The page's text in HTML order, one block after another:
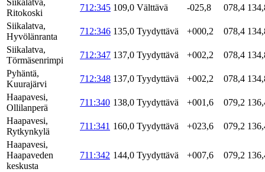
Siikalatva,
Ritokoski
712:345 109,0 Välttävä -025,8 078,4
Siikalatva,
Hyvölänranta
712:346 135,0 Tyydyttävä +000,2 078,4
Siikalatva,
Törmäsenrimpi
712:347 137,0 Tyydyttävä +002,2 078,4
Pyhäntä,
Kuurajärvi
712:348 137,0 Tyydyttävä +002,2 078,4
Haapavesi,
Ollilanperä
711:340 138,0 Tyydyttävä +001,6 079,2
Haapavesi,
Rytkynkylä
711:341 160,0 Tyydyttävä +023,6 079,2
Haapavesi,
Haapaveden
keskusta
711:342 144,0 Tyydyttävä +007,6 079,2